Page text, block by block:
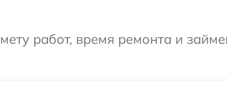
работ, время ремонта и